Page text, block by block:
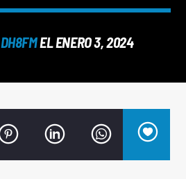
DH8FMEL ENERO 3, 2024